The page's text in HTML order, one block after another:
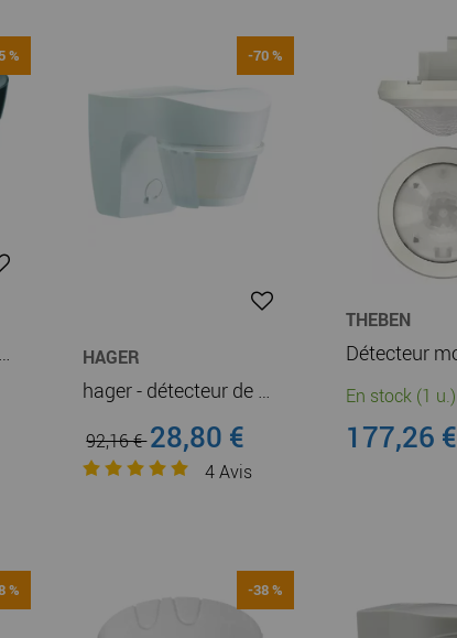
%
Détect IR standard 200 anthr (52211)
-70 %
HAGER
hager - détecteur de mouvement infrarouge standard mural 140° blanc 10a (52110)
92,16 €28,80 €
4Avis
THEBEN
En stock (1 u.)
177,26 €
% -38 %